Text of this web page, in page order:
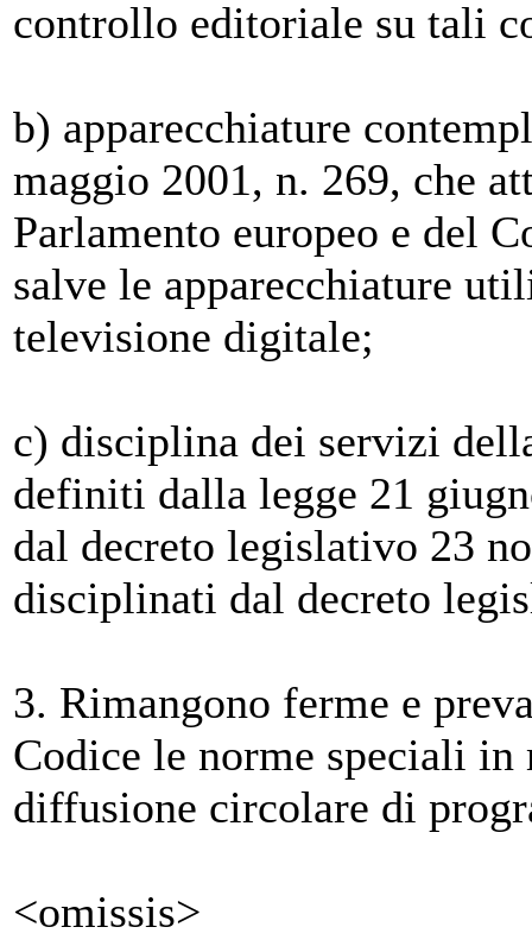
controllo editoriale su tali
b) apparecchiature
maggio 2001, n. 269, che
Parlamento europeo e del
salve le apparecchiature
televisione digitale;
c) disciplina dei servizi
definiti dalla legge 21
dal decreto legislativo 23
disciplinati dal decreto
3. Rimangono ferme e
Codice le norme speciali
diffusione circolare di
<omissis>